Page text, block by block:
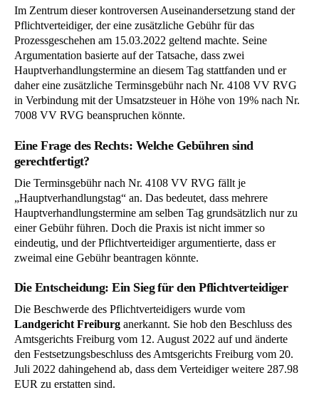
Im Zentrum dieser kontroversen Auseinandersetzung stand der
Pflichtverteidiger, der eine zusätzliche Gebühr für das
Prozessgeschehen am 15.03.2022 geltend machte. Seine
Argumentation basierte auf der Tatsache, dass zwei
Hauptverhandlungstermine an diesem Tag stattfanden und er
daher eine zusätzliche Terminsgebühr nach Nr. 4108 VV RVG
in Verbindung mit der Umsatzsteuer in Höhe von 19% nach Nr.
7008 VV RVG beanspruchen könnte.
Eine Frage des Rechts: Welche Gebühren sind
gerechtfertigt?
Die Terminsgebühr nach Nr. 4108 VV RVG fällt je
„Hauptverhandlungstag“ an. Das bedeutet, dass mehrere
Hauptverhandlungstermine am selben Tag grundsätzlich nur zu
einer Gebühr führen. Doch die Praxis ist nicht immer so
eindeutig, und der Pflichtverteidiger argumentierte, dass er
zweimal eine Gebühr beantragen könnte.
Die Entscheidung: Ein Sieg für den Pflichtverteidiger
Die Beschwerde des Pflichtverteidigers wurde vom
Landgericht Freiburg anerkannt. Sie hob den Beschluss des
Amtsgerichts Freiburg vom 12. August 2022 auf und änderte
den Festsetzungsbeschluss des Amtsgerichts Freiburg vom 20.
Juli 2022 dahingehend ab, dass dem Verteidiger weitere 287.98
EUR zu erstatten sind.